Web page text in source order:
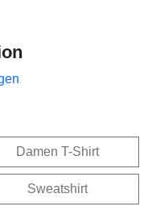
Damen T-Shirt
Sweatshirt